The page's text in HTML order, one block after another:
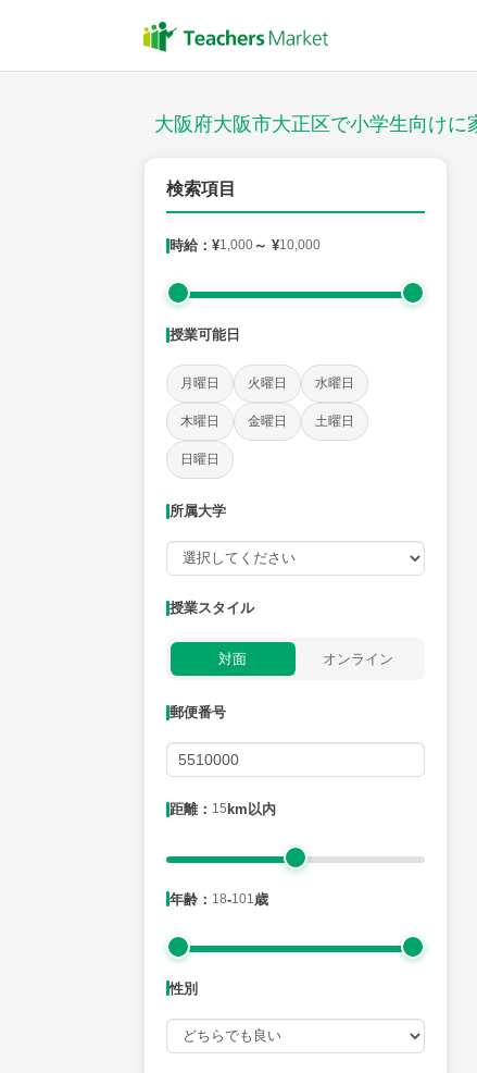
大阪府大阪市大正区で小学生向けに
検索項目
時給：¥1,000～ ¥10,000
授業可能日
月曜日 火曜日 水曜日
木曜日 金曜日 土曜日
日曜日
所属大学
授業スタイル
対面 オンライン
郵便番号
距離： 15 km以内
年齢： 18-101 歳
性別
授業スタイル
社会 算数 理科
時給：¥1,000 ～ ¥10,000
授業可能日
月曜日 火曜日
距離：15km以内
年齢：18-101歳